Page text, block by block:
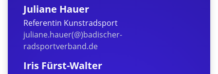
Juliane Hauer
Referentin Kunstradsport
juliane.hauer(@)badischer-
radsportverband.de
Iris Fürst-Walter